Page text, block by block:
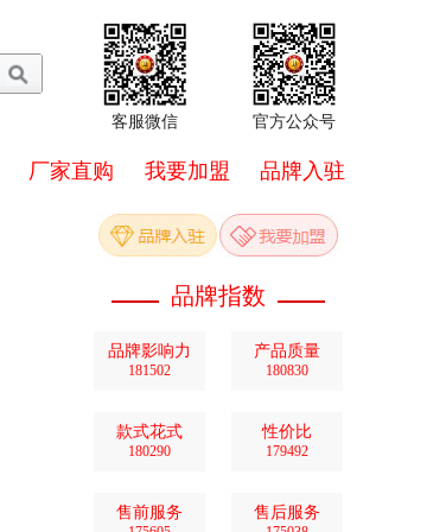
客服微信 官方公众号
厂家直购 我要加盟 品牌入驻
品牌指数
品牌影响力
181502
产品质量
180830
款式花式
180290
性价比
179492
售前服务 售后服务